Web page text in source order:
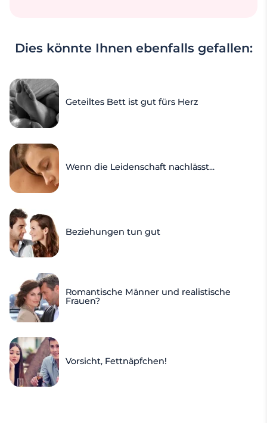
Dies könnte Ihnen ebenfalls gefallen:
Geteiltes Bett ist gut fürs Herz
Wenn die Leidenschaft nachlässt...
Beziehungen tun gut
Romantische Männer und realistische
Frauen?
Vorsicht, Fettnäpfchen!